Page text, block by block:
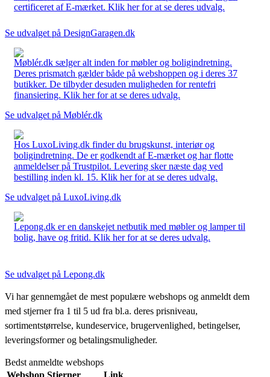
certificeret af E-mærket. Klik her for at se deres udvalg.
Se udvalget på DesignGaragen.dk
Møblér.dk sælger alt inden for møbler og boligindretning.
Deres prismatch gælder både på webshoppen og i deres 37
butikker. De tilbyder desuden muligheden for rentefri
finansiering. Klik her for at se deres udvalg.
Se udvalget på Møblér.dk
Hos LuxoLiving.dk finder du brugskunst, interiør og
boligindretning. De er godkendt af E-mærket og har flotte
anmeldelser på Trustpilot. Levering sker næste dag ved
bestilling inden kl. 15. Klik her for at se deres udvalg.
Se udvalget på LuxoLiving.dk
Lepong.dk er en danskejet netbutik med møbler og lamper til
bolig, have og fritid. Klik her for at se deres udvalg.
Se udvalget på Lepong.dk
Vi har gennemgået de mest populære webshops og anmeldt dem
med stjerner fra 1 til 5 ud fra bl.a. deres prisniveau,
sortimentstørrelse, kundeservice, brugervenlighed, betingelser,
leveringsformer og betalingsmuligheder.
Bedst anmeldte webshops
Webshop Stjerner Link